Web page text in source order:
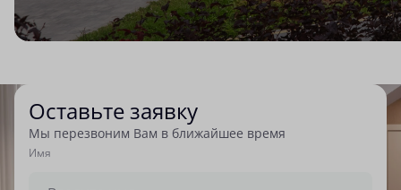
Оставьте заявку
Мы перезвоним Вам в ближайшее время
Имя